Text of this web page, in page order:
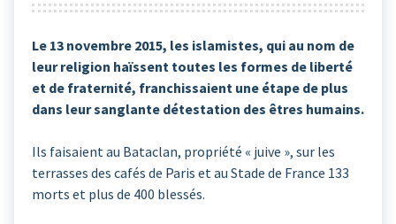
Le 13 novembre 2015, les islamistes, qui au nom de
leur religion haïssent toutes les formes de liberté
et de fraternité, franchissaient une étape de plus
dans leur sanglante détestation des êtres humains.
Ils faisaient au Bataclan, propriété « juive », sur les
terrasses des cafés de Paris et au Stade de France 133
morts et plus de 400 blessés.